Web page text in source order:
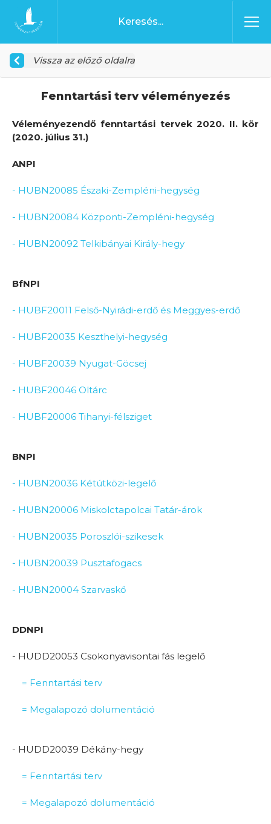
Ugrás a tartalomhoz
Főoldal
Vissza az előző oldalra
Fenntartási terv véleményezés
Véleményezendő fenntartási tervek 2020. II. kör
(2020. július 31.)
ANPI
- HUBN20085 Északi-Zempléni-hegység
- HUBN20084 Központi-Zempléni-hegység
- HUBN20092 Telkibányai Király-hegy
BfNPI
- HUBF20011 Felső-Nyirádi-erdő és Meggyes-erdő
- HUBF20035 Keszthelyi-hegység
- HUBF20039 Nyugat-Göcsej
- HUBF20046 Oltárc
- HUBF20006 Tihanyi-félsziget
BNPI
- HUBN20036 Kétútközi-legelő
- HUBN20006 Miskolctapolcai Tatár-árok
- HUBN20035 Poroszlói-szikesek
- HUBN20039 Pusztafogacs
- HUBN20004 Szarvaskő
DDNPI
- HUDD20053 Csokonyavisontai fás legelő
= Fenntartási terv
= Megalapozó dolumentáció
- HUDD20039 Dékány-hegy
= Fenntartási terv
= Megalapozó dolumentáció